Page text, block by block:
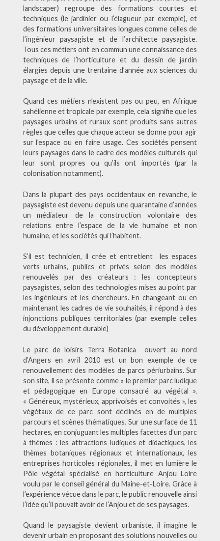
landscaper) regroupe des formations courtes et
techniques (le jardinier ou l’élagueur par exemple), et
des formations universitaires longues comme celles de
l’ingénieur paysagiste et de l’architecte paysagiste.
Tous ces métiers ont en commun une connaissance des
techniques de l’horticulture et du dessin de jardin
élargies depuis une trentaine d’année aux sciences du
paysage et de la ville.
Quand ces métiers n’existent pas ou peu, en Afrique
sahélienne et tropicale par exemple, cela signifie que les
paysages urbains et ruraux sont produits sans autres
règles que celles que chaque acteur se donne pour agir
sur l’espace ou en faire usage. Ces sociétés pensent
leurs paysages dans le cadre des modèles culturels qui
leur sont propres ou qu’ils ont importés (par la
colonisation notamment).
Dans la plupart des pays occidentaux en revanche, le
paysagiste est devenu depuis une quarantaine d’années
un médiateur de la construction volontaire des
relations entre l’espace de la vie humaine et non
humaine, et les sociétés qui l’habitent.
S’il est technicien, il crée et entretient les espaces
verts urbains, publics et privés selon des modèles
renouvelés par des créateurs : les concepteurs
paysagistes, selon des technologies mises au point par
les ingénieurs et les chercheurs. En changeant ou en
maintenant les cadres de vie souhaités, il répond à des
injonctions publiques territoriales (par exemple celles
du développement durable)
Le parc de loisirs Terra Botanica ouvert au nord
d’Angers en avril 2010 est un bon exemple de ce
renouvellement des modèles de parcs périurbains. Sur
son site, il se présente comme « le premier parc ludique
et pédagogique en Europe consacré au végétal ».
« Généreux, mystérieux, apprivoisés et convoités », les
végétaux de ce parc sont déclinés en de multiples
parcours et scènes thématiques. Sur une surface de 11
hectares, en conjuguant les multiples facettes d’un parc
à thèmes : les attractions ludiques et didactiques, les
thèmes botaniques régionaux et internationaux, les
entreprises horticoles régionales, il met en lumière le
Pôle végétal spécialisé en horticulture Anjou Loire
voulu par le conseil général du Maine-et-Loire. Grâce à
l’expérience vécue dans le parc, le public renouvelle ainsi
l’idée qu’il pouvait avoir de l’Anjou et de ses paysages.
Quand le paysagiste devient urbaniste, il imagine le
devenir urbain en proposant des solutions nouvelles ou